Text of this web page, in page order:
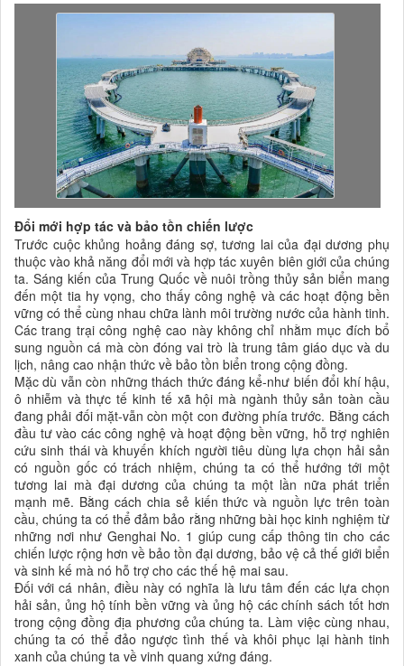
Đổi mới hợp tác và bảo tồn chiến lược
Trước cuộc khủng hoảng đáng sợ, tương lai của đại dương phụ
thuộc vào khả năng đổi mới và hợp tác xuyên biên giới của chúng
ta. Sáng kiến ​​của Trung Quốc về nuôi trồng thủy sản biển mang
đến một tia hy vọng, cho thấy công nghệ và các hoạt động bền
vững có thể cùng nhau chữa lành môi trường nước của hành tinh.
Các trang trại công nghệ cao này không chỉ nhằm mục đích bổ
sung nguồn cá mà còn đóng vai trò là trung tâm giáo dục và du
lịch, nâng cao nhận thức về bảo tồn biển trong cộng đồng.
Mặc dù vẫn còn những thách thức đáng kể-như biến đổi khí hậu,
ô nhiễm và thực tế kinh tế xã hội mà ngành thủy sản toàn cầu
đang phải đối mặt-vẫn còn một con đường phía trước. Bằng cách
đầu tư vào các công nghệ và hoạt động bền vững, hỗ trợ nghiên
cứu sinh thái và khuyến khích người tiêu dùng lựa chọn hải sản
có nguồn gốc có trách nhiệm, chúng ta có thể hướng tới một
tương lai mà đại dương của chúng ta một lần nữa phát triển
mạnh mẽ. Bằng cách chia sẻ kiến ​​thức và nguồn lực trên toàn
cầu, chúng ta có thể đảm bảo rằng những bài học kinh nghiệm từ
những nơi như Genghai No. 1 giúp cung cấp thông tin cho các
chiến lược rộng hơn về bảo tồn đại dương, bảo vệ cả thế giới biển
và sinh kế mà nó hỗ trợ cho các thế hệ mai sau.
Đối với cá nhân, điều này có nghĩa là lưu tâm đến các lựa chọn
hải sản, ủng hộ tính bền vững và ủng hộ các chính sách tốt hơn
trong cộng đồng địa phương của chúng ta. Làm việc cùng nhau,
chúng ta có thể đảo ngược tình thế và khôi phục lại hành tinh
xanh của chúng ta về vinh quang xứng đáng.